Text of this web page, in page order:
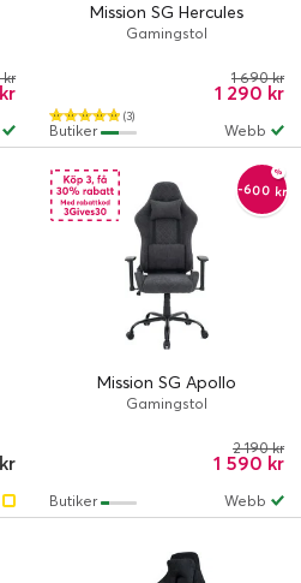
kr
Mission SG Hercules
Gamingstol
(3)
1 290 kr
1 690 kr
Webb
Butiker
-600 kr
Mission SG Apollo
Gamingstol
1 590 kr
2 190 kr
Webb
Butiker